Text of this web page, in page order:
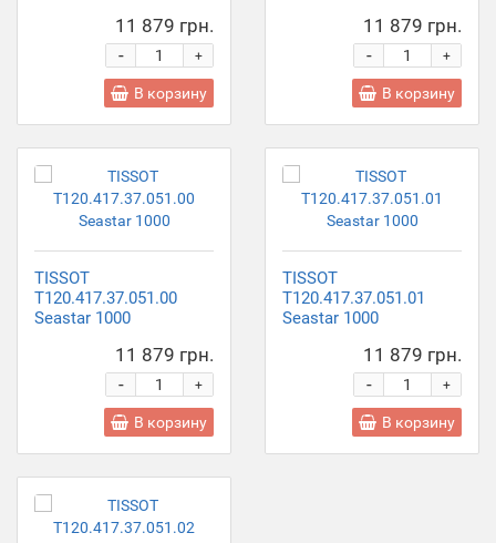
11 879 грн.
+
-
В корзину
11 879 грн.
+
-
В корзину
TISSOT
T120.417.37.051.00
Seastar 1000
11 879 грн.
+
-
В корзину
TISSOT
T120.417.37.051.01
Seastar 1000
11 879 грн.
+
-
В корзину